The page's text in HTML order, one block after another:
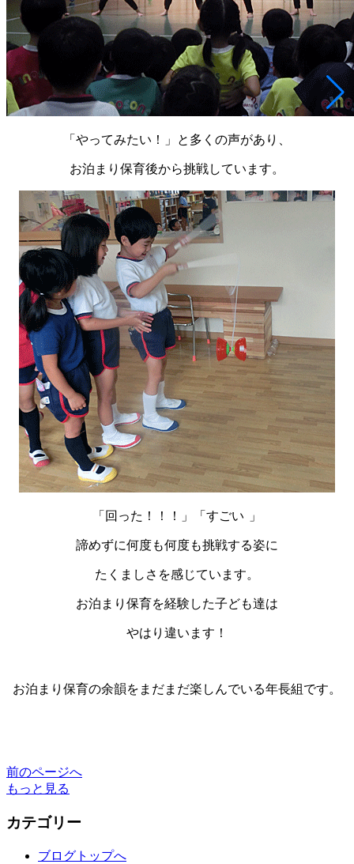
「やってみたい！」と多くの声があり、
お泊まり保育後から挑戦しています。
「回った！！！」「すごい 」
諦めずに何度も何度も挑戦する姿に
たくましさを感じています。
お泊まり保育を経験した子ども達は
やはり違います！
お泊まり保育の余韻をまだまだ楽しんでいる年長組です。
前のページへ
もっと見る
カテゴリー
ブログトップへ